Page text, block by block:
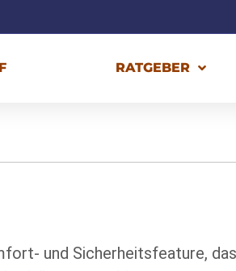
RATGEBER
und Sicherheitsfeature,